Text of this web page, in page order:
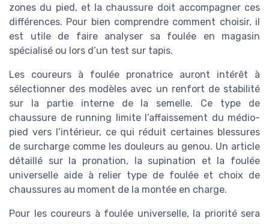
zones du pied, et la chaussure doit accompagner ces
différences. Pour bien comprendre comment choisir, il
est utile de faire analyser sa foulée en magasin
spécialisé ou lors d’un test sur tapis.
Les coureurs à foulée pronatrice auront intérêt à
sélectionner des modèles avec un renfort de stabilité
sur la partie interne de la semelle. Ce type de
chaussure de running limite l’affaissement du médio-
pied vers l’intérieur, ce qui réduit certaines blessures
de surcharge comme les douleurs au genou. Un article
détaillé sur la pronation, la supination et la foulée
universelle aide à relier type de foulée et choix de
chaussures au moment de la montée en charge.
Pour les coureurs à foulée universelle, la priorité sera